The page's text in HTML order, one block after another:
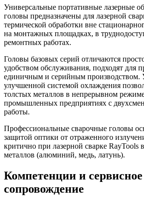
Универсальные портативные лазерные
головы предназначены для лазерной
термической обработки вне
на монтажных площадках, в
ремонтных работах.
Головы базовых серий отличаются
удобством обслуживания, подходят для
единичным и серийным производством.
улучшенной системой охлаждения
толстых металлов в непрерывном
промышленных предприятиях с
работы.
Профессиональные сварочные головы
защитой оптики от отраженного
критично при лазерной сварке
металлов (алюминий, медь, латунь).
Компетенции и сервисное
сопровождение